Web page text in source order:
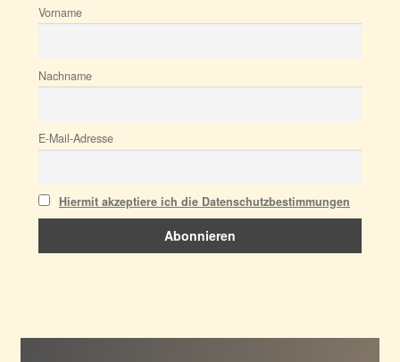
Vorname
Nachname
E-Mail-Adresse
Hiermit akzeptiere ich die Datenschutzbestimmungen